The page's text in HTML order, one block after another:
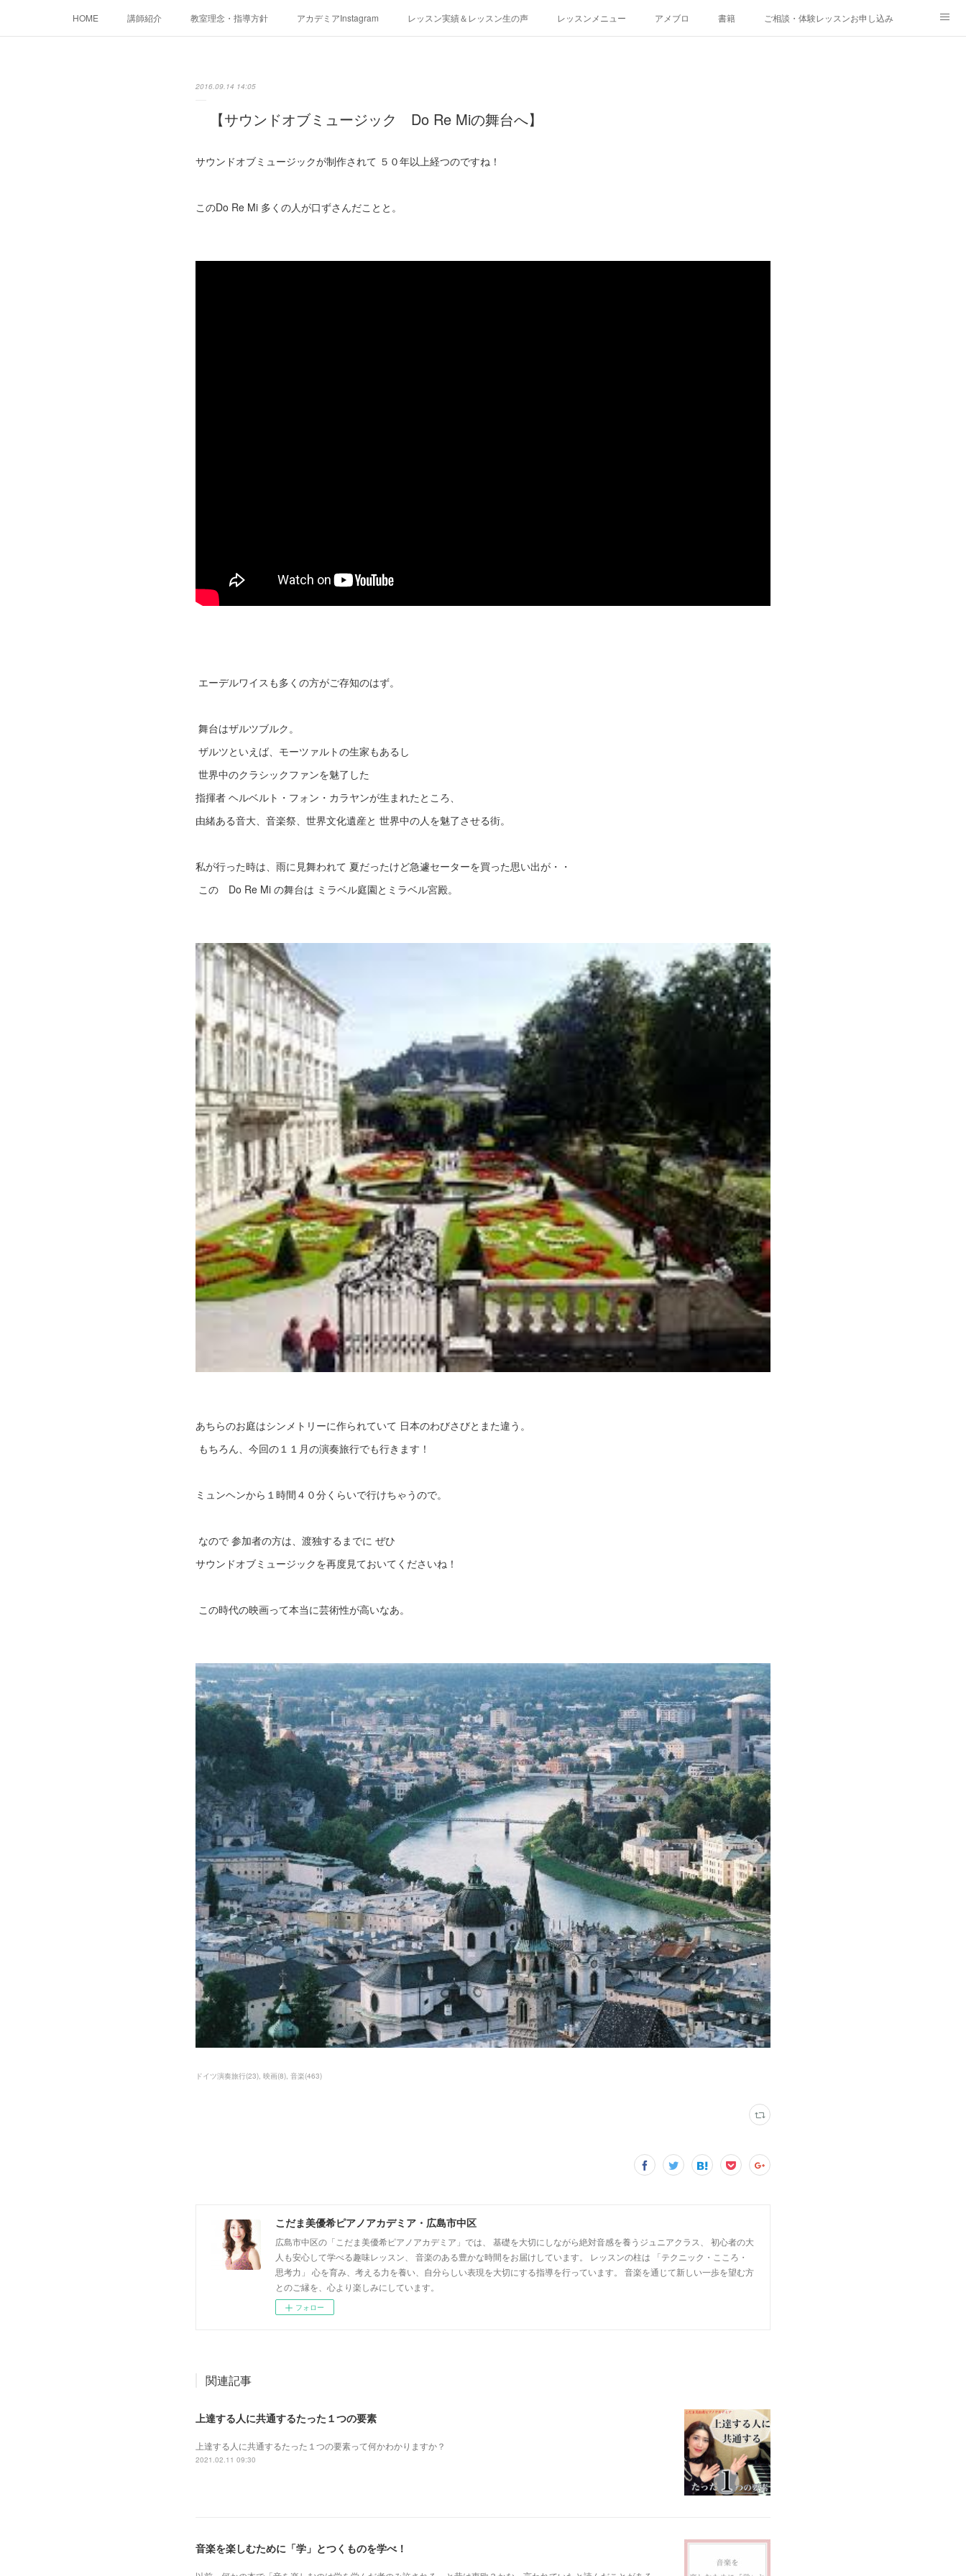
HOME 講師紹介 教室理念・指導方針 アカデミアInstagram レッスン実績＆レッスン生の声 レッスンメニュー アメブロ 書籍 ご相談・体験レッスンお申し込み
2016.09.14 14:05
【サウンドオブミュージック Do Re Miの舞台へ】
サウンドオブミュージックが制作されて ５０年以上経つのですね！
このDo Re Mi 多くの人が口ずさんだことと。
エーデルワイスも多くの方がご存知のはず。
舞台はザルツブルク。
ザルツといえば、モーツァルトの生家もあるし
世界中のクラシックファンを魅了した
指揮者 ヘルベルト・フォン・カラヤンが生まれたところ、
由緒ある音大、音楽祭、世界文化遺産と 世界中の人を魅了させる街。
私が行った時は、雨に見舞われて 夏だったけど急遽セーターを買った思い出が・・
この Do Re Mi の舞台は ミラベル庭園とミラベル宮殿。
あちらのお庭はシンメトリーに作られていて 日本のわびさびとまた違う。
もちろん、今回の１１月の演奏旅行でも行きます！
ミュンヘンから１時間４０分くらいで行けちゃうので。
なので 参加者の方は、渡独するまでに ぜひ
サウンドオブミュージックを再度見ておいてくださいね！
この時代の映画って本当に芸術性が高いなあ。
ドイツ演奏旅行(23) 映画(8) 音楽(463)
こだま美優希ピアノアカデミア・広島市中区
広島市中区の「こだま美優希ピアノアカデミア」では、 基礎を大切にしながら絶対音感を養うジュニアクラス、 初心者の大
人も安心して学べる趣味レッスン、 音楽のある豊かな時間をお届けしています。 レッスンの柱は 「テクニック・こころ・
思考力」 心を育み、考える力を養い、自分らしい表現を大切にする指導を行っています。 音楽を通じて新しい一歩を望む方
とのご縁を、心より楽しみにしています。
フォロー
関連記事
上達する人に共通するたった１つの要素
上達する人に共通するたった１つの要素って何かわかりますか？
2021.02.11 09:30
音楽を楽しむために「学」とつくものを学べ！